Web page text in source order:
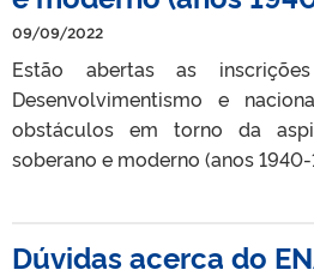
09/09/2022
Estão abertas as
Desenvolvimentismo e
obstáculos em torno da
soberano e moderno (anos
Dúvidas acerca do